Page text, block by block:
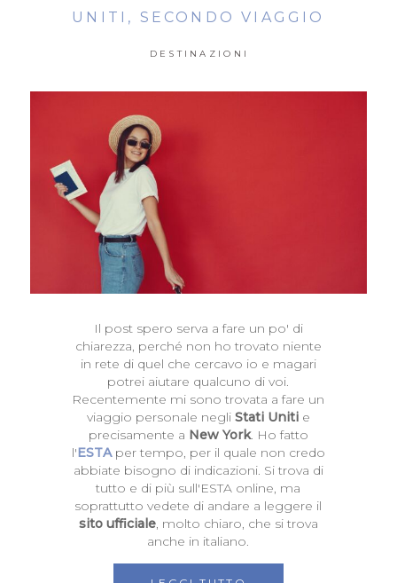
UNITI, SECONDO VIAGGIO
DESTINAZIONI
Il post spero serva a fare un po' di
chiarezza, perché non ho trovato niente
in rete di quel che cercavo io e magari
potrei aiutare qualcuno di voi.
Recentemente mi sono trovata a fare un
viaggio personale negli Stati Unitie
precisamente a New York. Ho fatto
l'ESTAper tempo, per il quale non credo
abbiate bisogno di indicazioni. Si trova di
tutto e di più sull'ESTA online, ma
soprattutto vedete di andare a leggere il
sito ufficiale, molto chiaro, che si trova
anche in italiano.